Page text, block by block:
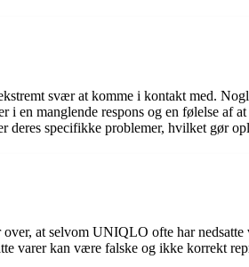
svær at komme i kontakt med.
i en manglende respons og en følelse
deres specifikke problemer, hvilket gør
at selvom UNIQLO ofte har
varer kan være falske og ikke korrekt